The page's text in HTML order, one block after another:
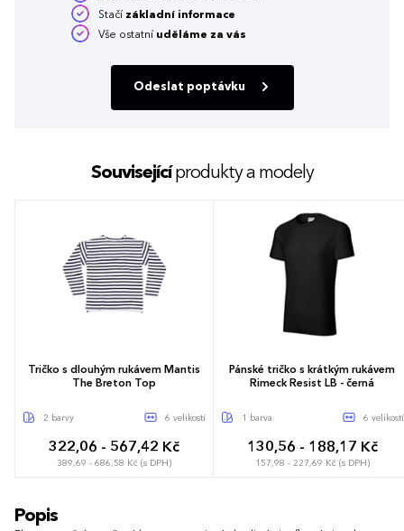
Stačí základní informace
Vše ostatní uděláme za vás
Odeslat poptávku
Souvisejícíprodukty a modely
Tričko s dlouhým rukávem Mantis
The Breton Top
2 barvy 6 velikostí
322,06 - 567,42 Kč
389,69 - 686,58 Kč (s DPH)
XS
Pánské tričko s krátkým rukávem
Rimeck Resist LB - černá
1 barva 6 velikostí
130,56 - 188,17 Kč
157,98 - 227,69 Kč (s DPH)
Popis